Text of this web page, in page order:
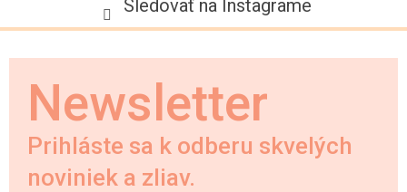
Sledovať na Instagrame
Newsletter
Prihláste sa k odberu skvelých
noviniek a zliav.